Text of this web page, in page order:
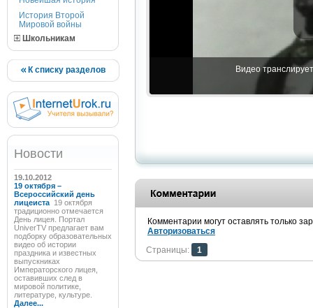
История Второй
Мировой войны
Школьникам
К списку разделов
Новости
19.10.2012
19 октября –
Всероссийский день
лицеиста 19 октября
традиционно отмечается
День лицея. Портал
UniverTV предлагает вам
подборку образовательных
видео об истории
праздника и известных
выпускниках
Императорского лицея,
оставивших след в
мировой политике,
литературе, культуре.
Далее...
Видео
Комментарии могут оставлять только
Авторизоваться
Страницы:
1